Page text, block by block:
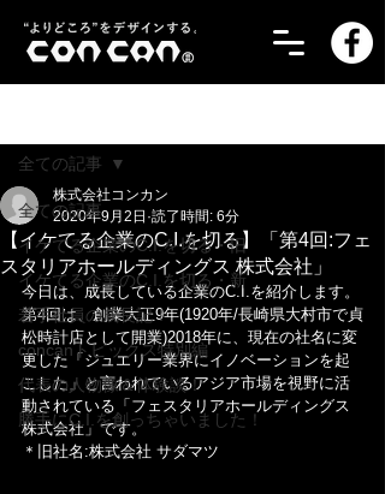
全ての記事
イケてる企業のC.I.を切る・旧
イケてる企業のC.I.を切る・新
若手社員の成長記！
concanトピックス特別編
代表の人物像＆体験談！
勝手にC.I.を創っちゃいました！
全ての記事
【イケてる企業のC.I.を切る】「第4回:フェ
スタリアホールディングス 株式会社」
株式会社コンカン
2020年9月2日 読了時間: 6分
今日は、成長している企業のC.I.を紹介します。
第4回は、創業大正9年(1920年/長崎県大村市で貞
松時計店として開業)2018年に、現在の社名に変
更した「ジュエリー業界にイノベーションを起
こした」と言われているアジア市場を視野に活
動されている「フェスタリアホールディングス
株式会社」です。
＊旧社名:株式会社 サダマツ